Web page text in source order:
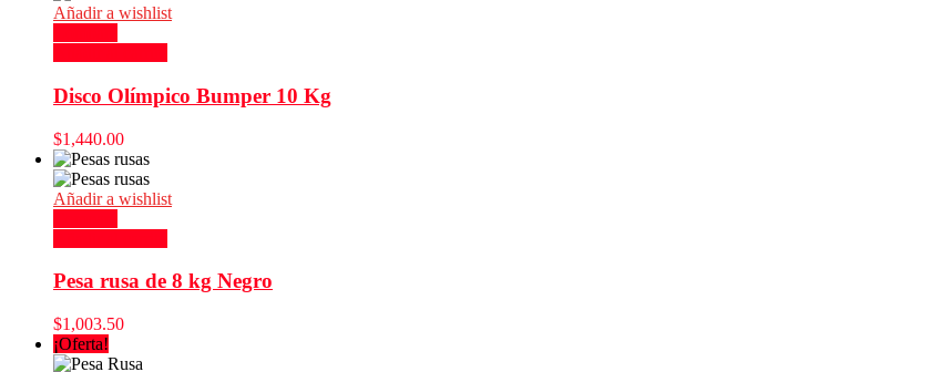
Añadir a wishlist
Disco Olímpico Bumper 10 Kg
$1,440.00
Añadir a wishlist
Pesa rusa de 8 kg Negro
$1,003.50
¡Oferta!